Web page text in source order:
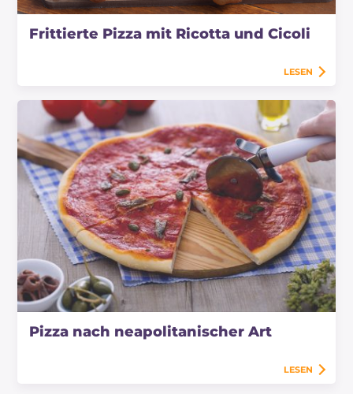
Frittierte Pizza mit Ricotta und Cicoli
LESEN
Pizza nach neapolitanischer Art
LESEN